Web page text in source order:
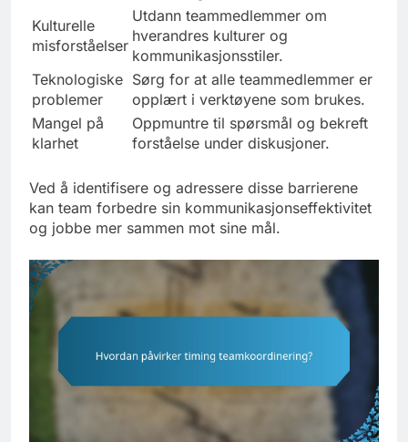
Kulturelle
misforståelser
Utdann teammedlemmer om
hverandres kulturer og
kommunikasjonsstiler.
Teknologiske
problemer
Sørg for at alle teammedlemmer er
opplært i verktøyene som brukes.
Mangel på
klarhet
Oppmuntre til spørsmål og bekreft
forståelse under diskusjoner.
Ved å identifisere og adressere disse barrierene
kan team forbedre sin kommunikasjonseffektivitet
og jobbe mer sammen mot sine mål.